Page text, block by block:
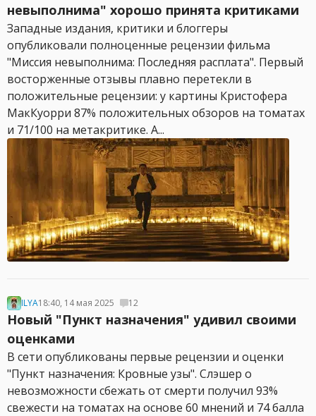
невыполнима" хорошо принята критиками
Западные издания, критики и блоггеры
опубликовали полноценные рецензии фильма
"Миссия невыполнима: Последняя расплата". Первый
восторженные отзывы плавно перетекли в
положительные рецензии: у картины Кристофера
МакКуорри 87% положительных обзоров на томатах
и 71/100 на метакритике. А...
ILYA18:40, 14 мая 2025 12
Новый "Пункт назначения" удивил своими
оценками
В сети опубликованы первые рецензии и оценки
"Пункт назначения: Кровные узы". Слэшер о
невозможности сбежать от смерти получил 93%
свежести на томатах на основе 60 мнений и 74 балла